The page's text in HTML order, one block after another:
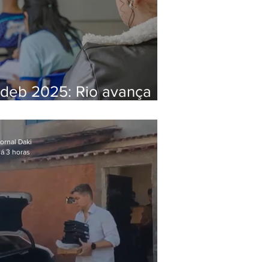
2025: Rio avança
da média nacional
Daki
3 horas